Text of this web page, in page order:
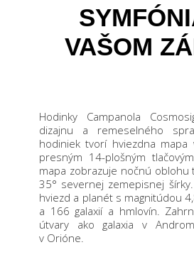
VAŠOM
Hodinky Campanola
dizajnu a remeselného
hodiniek tvorí hviezdna mapa
presným 14-plošným
mapa zobrazuje nočnú oblohu
35° severnej zemepisnej
hviezd a planét s magnitúdou
a 166 galaxií a hmlovín.
útvary ako galaxia v
v Orióne.